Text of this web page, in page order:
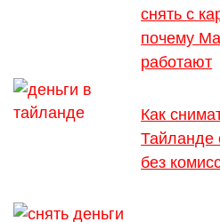
снять с
почему
работают
Как
Тайланде
без